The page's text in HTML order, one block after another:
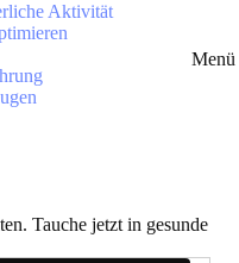
Menü
Aktivität
Tauche jetzt in gesunde